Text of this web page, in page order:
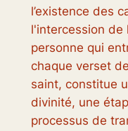
l’existence des
l'intercession de
personne qui
chaque verset
saint, constitue
divinité, une
processus de